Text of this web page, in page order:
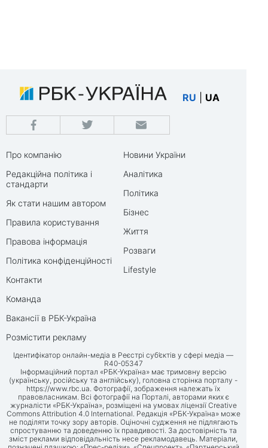
RU UA
Про компанію
Редакційна політика і
стандарти
Як стати нашим автором
Правила користування
Правова інформація
Політика конфіденційності
Контакти
Команда
Вакансії в РБК-Україна
Розмістити рекламу
Новини України
Аналітика
Політика
Бізнес
Життя
Розваги
Lifestyle
Ідентифікатор онлайн-медіа в Реєстрі суб’єктів у сфері медіа —
R40-05347
Інформаційний портал «РБК-Україна» має тримовну версію
(українську, російську та англійську), головна сторінка порталу -
https://www.rbc.ua. Фотографії, зображення належать їх
правовласникам. Всі фотографії на Порталі, авторами яких є
журналісти «РБК-Україна», розміщені на умовах ліцензії Creative
Commons Attribution 4.0 International. Редакція «РБК-Україна» може
не поділяти точку зору авторів. Оціночні судження не підлягають
спростуванню та доведенню їх правдивості. За достовірність та
зміст реклами відповідальність несе рекламодавець. Матеріали,